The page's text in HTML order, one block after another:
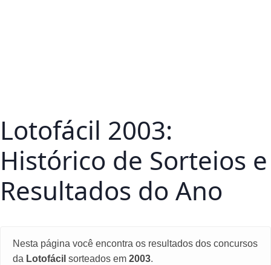
Lotofácil 2003:
Histórico de Sorteios e
Resultados do Ano
Nesta página você encontra os resultados dos concursos
da Lotofácil sorteados em 2003.